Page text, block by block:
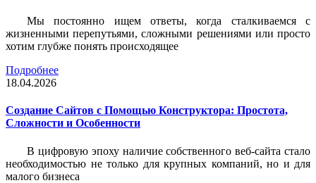
Мы постоянно ищем ответы, когда сталкиваемся с
жизненными перепутьями, сложными решениями или просто
хотим глубже понять происходящее
Подробнее
18.04.2026
Создание Сайтов с Помощью Конструктора: Простота,
Сложности и Особенности
В цифровую эпоху наличие собственного веб-сайта стало
необходимостью не только для крупных компаний, но и для
малого бизнеса